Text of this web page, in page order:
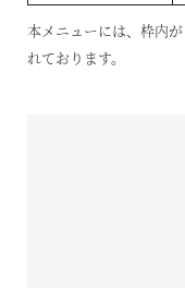
本メニューには、枠内が
れております。